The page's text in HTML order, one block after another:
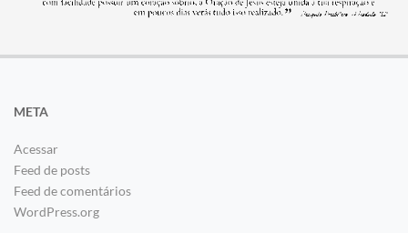
META
Acessar
Feed de posts
Feed de comentários
WordPress.org